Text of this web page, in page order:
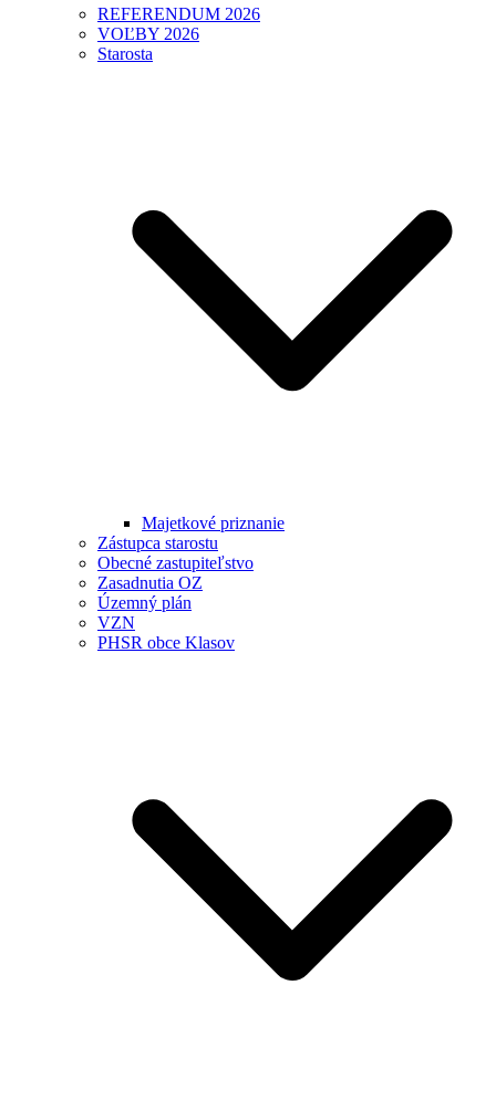
REFERENDUM 2026
VOĽBY 2026
Starosta
Majetkové priznanie
Zástupca starostu
Obecné zastupiteľstvo
Zasadnutia OZ
Územný plán
VZN
PHSR obce Klasov